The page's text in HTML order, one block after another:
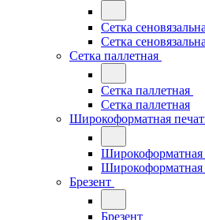
Сетка
Сетка
Сетка паллетная
Сетка паллетная
Сетка паллетная
Широкоформатная
Широкоформатная
Широкоформатная
Брезент
Брезент